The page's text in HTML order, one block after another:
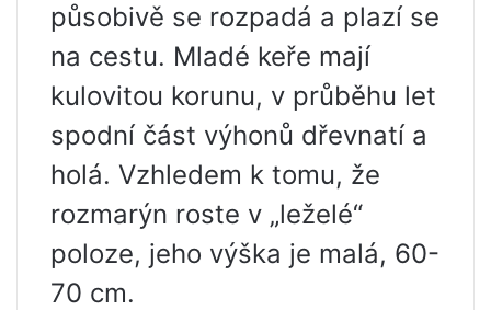
působivě se rozpadá a plazí se
na cestu. Mladé keře mají
kulovitou korunu, v průběhu let
spodní část výhonů dřevnatí a
holá. Vzhledem k tomu, že
rozmarýn roste v „leželé“
poloze, jeho výška je malá, 60-
70 cm.